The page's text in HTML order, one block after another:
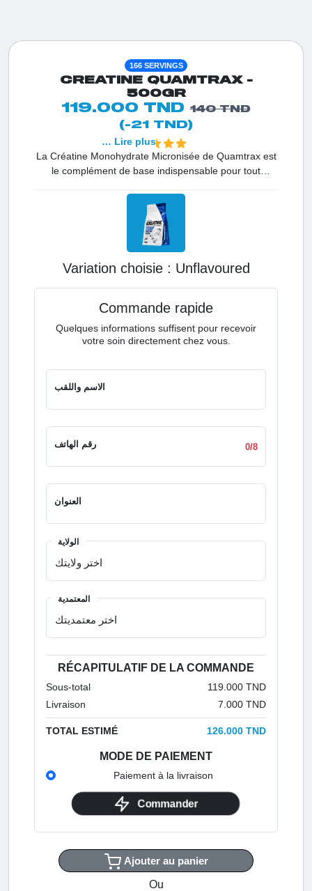
166 SERVINGS
CREATINE QUAMTRAX -
500GR
119.000 TND 140 TND
(-21 TND)
La Créatine Monohydrate Micronisée de Quamtrax est
le complément de base indispensable pour tout
'micronisée' signifie qu'elle est broyée plus finement
qu'une créatine classique, garantissant une absorption
optimale par vos muscles. C'est la solution de haute
qualité pour ceux qui veulent des résultats rapides sur
séance.
… Lire plus
Variation choisie : unflavoured
Commande rapide
Quelques informations suffisent pour recevoir
votre soin directement chez vous.
الاسم واللقب
رقم الهاتف 0/8
العنوان
الولاية
المعتمدية
RÉCAPITULATIF DE LA COMMANDE
Sous-total
119.000 TND
Livraison
7.000 TND
TOTAL ESTIMÉ 126.000 TND
MODE DE PAIEMENT
Paiement à la livraison
Commander
Ajouter au panier
Ou